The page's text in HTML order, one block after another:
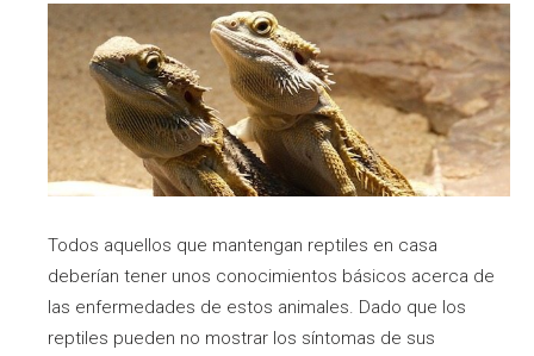
Todos aquellos que mantengan reptiles en casa
deberían tener unos conocimientos básicos acerca de
las enfermedades de estos animales. Dado que los
reptiles pueden no mostrar los síntomas de sus